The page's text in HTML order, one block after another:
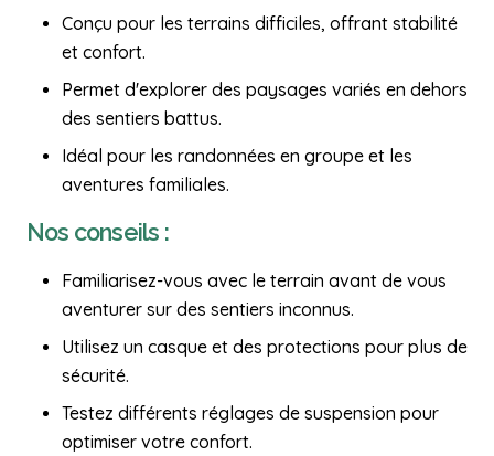
Conçu pour les terrains difficiles, offrant stabilité
et confort.
Permet d'explorer des paysages variés en dehors
des sentiers battus.
Idéal pour les randonnées en groupe et les
aventures familiales.
Nos conseils :
Familiarisez-vous avec le terrain avant de vous
aventurer sur des sentiers inconnus.
Utilisez un casque et des protections pour plus de
sécurité.
Testez différents réglages de suspension pour
optimiser votre confort.